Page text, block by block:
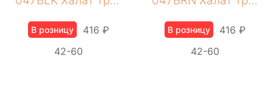
Джоггеры трикотажные
Костюмы домашние
Леггинсы
Лонгсливы
В розницу
416 ₽
42-60
В розницу
416 ₽
42-60